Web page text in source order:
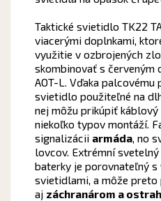
Taktické svietidlo TK22
viacerými doplnkami,
využitie v ozbrojených
skombinovať s červeným
AOT-L. Vďaka palcovému
svietidlo použiteľné na
nej môžu prikúpiť káblový
niekoľko typov montáží.
signalizácii armáda, no
lovcov. Extrémní
baterky je porovnateľný s
svietidlami, a môže preto
aj záchranárom a